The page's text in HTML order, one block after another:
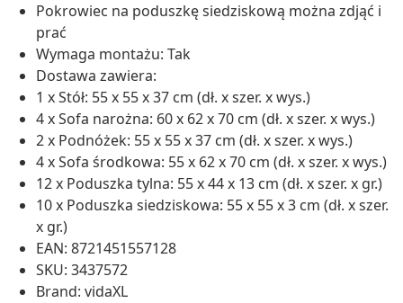
Pokrowiec na poduszkę siedziskową można zdjąć i
prać
Wymaga montażu: Tak
Dostawa zawiera:
1 x Stół: 55 x 55 x 37 cm (dł. x szer. x wys.)
4 x Sofa narożna: 60 x 62 x 70 cm (dł. x szer. x wys.)
2 x Podnóżek: 55 x 55 x 37 cm (dł. x szer. x wys.)
4 x Sofa środkowa: 55 x 62 x 70 cm (dł. x szer. x wys.)
12 x Poduszka tylna: 55 x 44 x 13 cm (dł. x szer. x gr.)
10 x Poduszka siedziskowa: 55 x 55 x 3 cm (dł. x szer.
x gr.)
EAN: 8721451557128
SKU: 3437572
Brand: vidaXL